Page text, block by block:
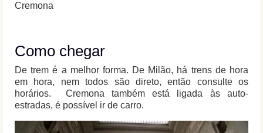
Cremona
Como chegar
De trem é a melhor forma. De Milão, há trens de hora
em hora, nem todos são direto, então consulte os
horários. Cremona também está ligada às auto-
estradas, é possível ir de carro.